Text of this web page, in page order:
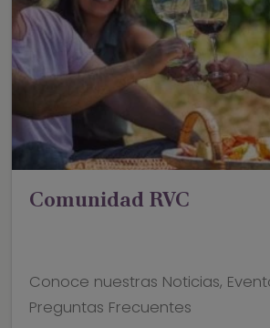
Comunidad RVC
Conoce nuestras Noticias,
Preguntas Frecuentes